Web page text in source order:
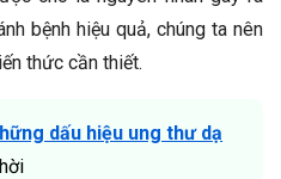
bệnh hiệu quả, chúng ta nên
thức cần thiết.
dấu hiệu ung thư dạ